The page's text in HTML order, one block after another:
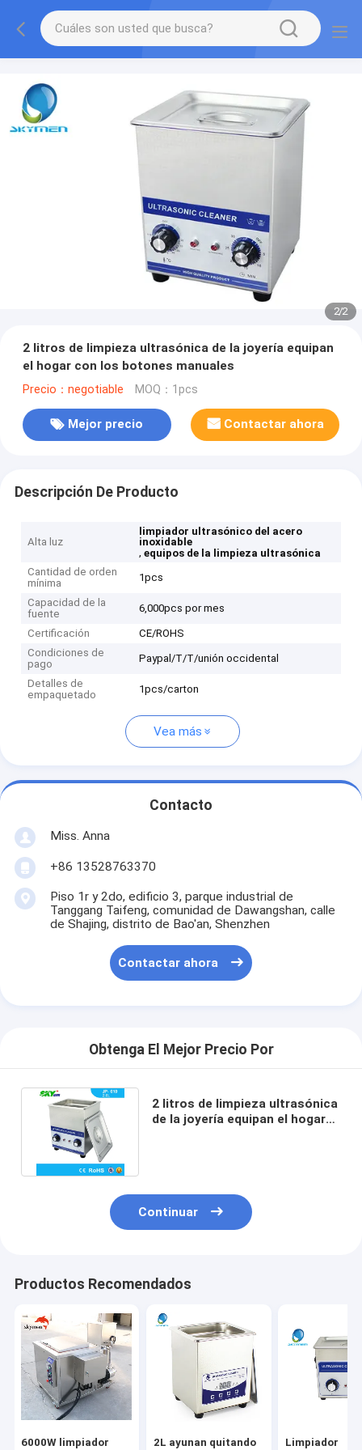
2/2
2 litros de limpieza ultrasónica de la joyería equipan
el hogar con los botones manuales
Precio：negotiable MOQ：1pcs
Mejor precio Contactar ahora
Descripción De Producto
Alta luz
limpiador ultrasónico del acero
inoxidable
,equipos de la limpieza ultrasónica
Cantidad de orden
mínima
1pcs
Capacidad de la
fuente
6,000pcs por mes
Certificación
CE/ROHS
Condiciones de
pago
Paypal/T/T/unión occidental
Detalles de
empaquetado
1pcs/carton
Vea más
Contacto
Miss. Anna
+86 13528763370
Piso 1r y 2do, edificio 3, parque industrial de
Tanggang Taifeng, comunidad de Dawangshan, calle
de Shajing, distrito de Bao'an, Shenzhen
Contactar ahora
Obtenga El Mejor Precio Por
2 litros de limpieza ultrasónica
de la joyería equipan el hogar
Continuar
Productos Recomendados
6000W limpiador
2L ayunan quitando
Limpiador